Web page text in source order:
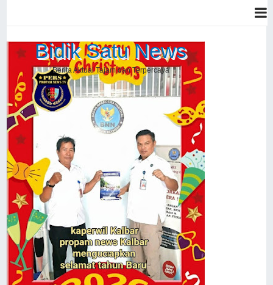
Bidik Satu News
Berita Aktual Tajam dan Terpercaya